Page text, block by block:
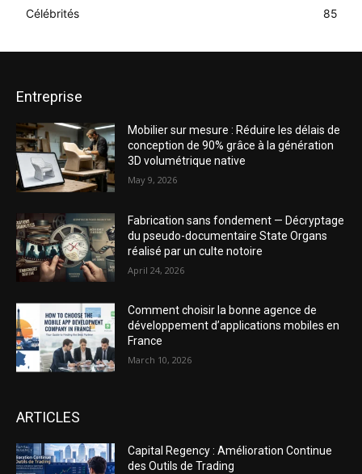
Célébrités
85
Entreprise
Mobilier sur mesure : Réduire les délais de
conception de 90% grâce à la génération
3D volumétrique native
May 9, 2026
Fabrication sans fondement — Décryptage
du pseudo-documentaire State Organs
réalisé par un culte notoire
April 24, 2026
Comment choisir la bonne agence de
développement d’applications mobiles en
France
March 10, 2026
ARTICLES
Capital Regency : Amélioration Continue
des Outils de Trading